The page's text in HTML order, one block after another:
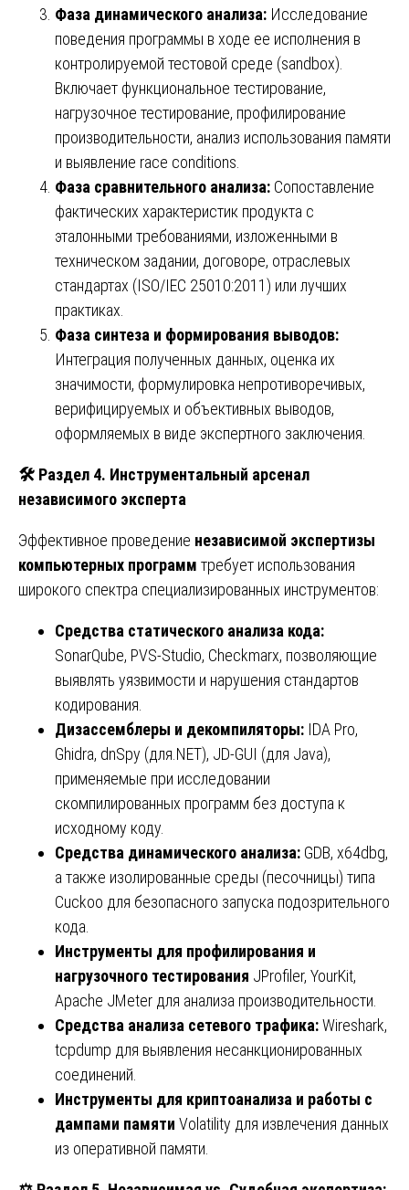
Фаза динамического анализа: Исследование
поведения программы в ходе ее исполнения в
контролируемой тестовой среде (sandbox).
Включает функциональное тестирование,
нагрузочное тестирование, профилирование
производительности, анализ использования памяти
и выявление race conditions.
Фаза сравнительного анализа: Сопоставление
фактических характеристик продукта с
эталонными требованиями, изложенными в
техническом задании, договоре, отраслевых
стандартах (ISO/IEC 25010:2011) или лучших
практиках.
Фаза синтеза и формирования выводов:
Интеграция полученных данных, оценка их
значимости, формулировка непротиворечивых,
верифицируемых и объективных выводов,
оформляемых в виде экспертного заключения.
🛠 ️ Раздел 4. Инструментальный арсенал
независимого эксперта
Эффективное проведение независимой экспертизы
компьютерных программ требует использования
широкого спектра специализированных инструментов:
Средства статического анализа кода:
SonarQube, PVS-Studio, Checkmarx, позволяющие
выявлять уязвимости и нарушения стандартов
кодирования.
Дизассемблеры и декомпиляторы: IDA Pro,
Ghidra, dnSpy (для.NET), JD-GUI (для Java),
применяемые при исследовании
скомпилированных программ без доступа к
исходному коду.
Средства динамического анализа: GDB, x64dbg,
а также изолированные среды (песочницы) типа
Cuckoo для безопасного запуска подозрительного
кода.
Инструменты для профилирования и
нагрузочного тестирования JProfiler, YourKit,
Apache JMeter для анализа производительности.
Средства анализа сетевого трафика:Wireshark,
tcpdump для выявления несанкционированных
соединений.
Инструменты для криптоанализа и работы с
дампами памяти Volatility для извлечения данных
из оперативной памяти.